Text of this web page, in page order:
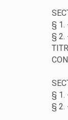
§ 1.
§ 2.
§ 1.
§ 2.